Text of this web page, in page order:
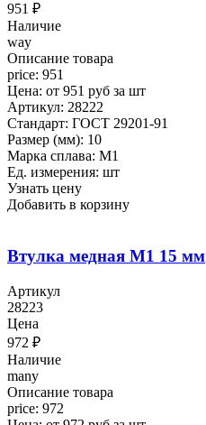
951 ₽
Наличие
way
Описание товара
price: 951
Цена: от 951 руб за шт
Артикул: 28222
Стандарт: ГОСТ 29201-91
Размер (мм): 10
Марка сплава: М1
Ед. измерения: шт
Узнать цену
Добавить в корзину
Втулка медная М1 15 мм
Артикул
28223
Цена
972 ₽
Наличие
many
Описание товара
price: 972